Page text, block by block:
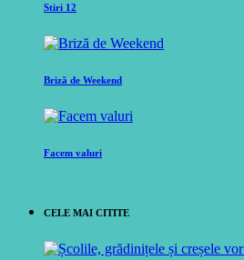
Stiri 12
Briză de Weekend
Facem valuri
CELE MAI CITITE